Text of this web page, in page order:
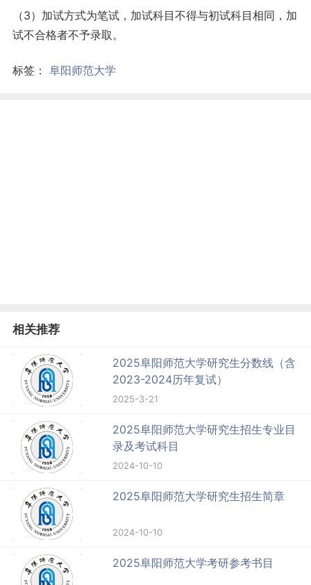
（3）加试方式为笔试，加试科目不得与初试科目相同，加
试不合格者不予录取。
标签： 阜阳师范大学
相关推荐
2025阜阳师范大学研究生分数线（含
2023-2024历年复试）
2025-3-21
2025阜阳师范大学研究生招生专业目
录及考试科目
2024-10-10
2025阜阳师范大学研究生招生简章
2024-10-10
2025阜阳师范大学考研参考书目